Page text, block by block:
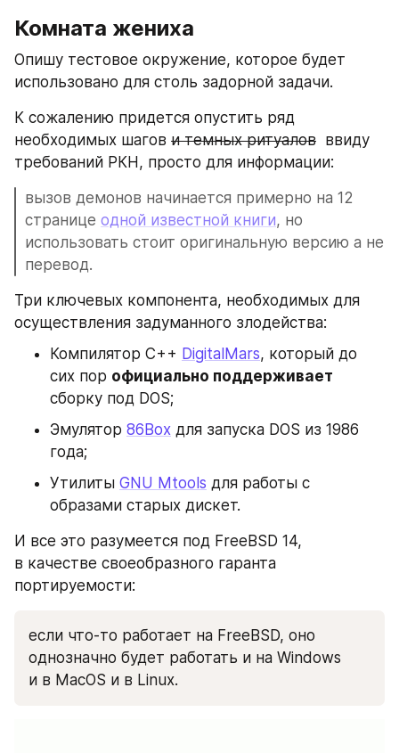
Комната жениха
Опишу тестовое окружение, которое будет
использовано для столь задорной задачи.
К сожалению придется опустить ряд
необходимых шагов и темных ритуалов
  ввиду
требований РКН, просто для информации:
вызов демонов начинается примерно на 12
странице одной известной книги, но
использовать стоит оригинальную версию а не
перевод.
Три ключевых компонента, необходимых для
осуществления задуманного злодейства:
Компилятор C++ DigitalMars, который до
сих пор официально поддерживает
сборку под DOS;
Эмулятор 86Box для запуска DOS из 1986
года;
Утилиты GNU Mtools для работы с
образами старых дискет.
И все это разумеется под FreeBSD 14,
в качестве своеобразного гаранта
портируемости:
если что-то работает на FreeBSD, оно
однозначно будет работать и на Windows
и в MacOS и в Linux.